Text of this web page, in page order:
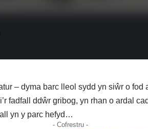
– dyma barc lleol sydd yn siŵr o fod
fadfall ddŵr gribog, yn rhan o ardal
yn y parc hefyd…
- Cofrestru -